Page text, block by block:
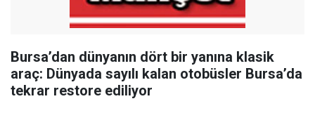
Bursa’dan dünyanın dört bir yanına klasik
araç: Dünyada sayılı kalan otobüsler Bursa’da
tekrar restore ediliyor